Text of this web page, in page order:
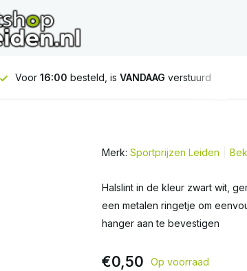
Voor 16:00 besteld, is VANDAAG verstuurd
Merk: Sportprijzen Leiden
Halslint in de kleur zwart wit,
een metalen ringetje om
hanger aan te bevestigen
€0,50 Op voorraad